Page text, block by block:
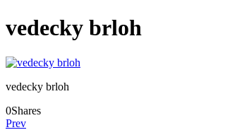
vedecky brloh
vedecky brloh
0Shares
Prev